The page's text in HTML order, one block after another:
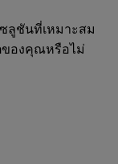
ลูชันที่เหมาะสม
ของคุณหรือไม่